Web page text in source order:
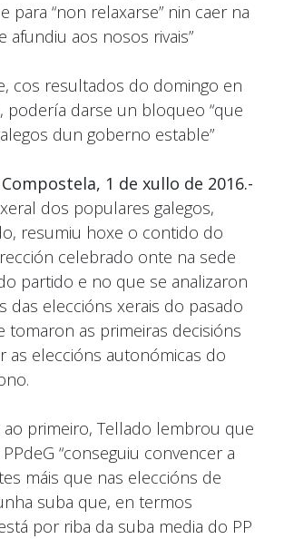
para “non relaxarse” nin caer na
afundiu aos nosos rivais”
cos resultados do domingo en
podería darse un bloqueo “que
dun goberno estable”
1 de xullo de 2016.-
dos populares galegos,
resumiu hoxe o contido do
celebrado onte na sede
partido e no que se analizaron
das eleccións xerais do pasado
tomaron as primeiras decisións
as eleccións autonómicas do
primeiro, Tellado lembrou que
“conseguiu convencer a
máis que nas eleccións de
suba que, en termos
por riba da suba media do PP